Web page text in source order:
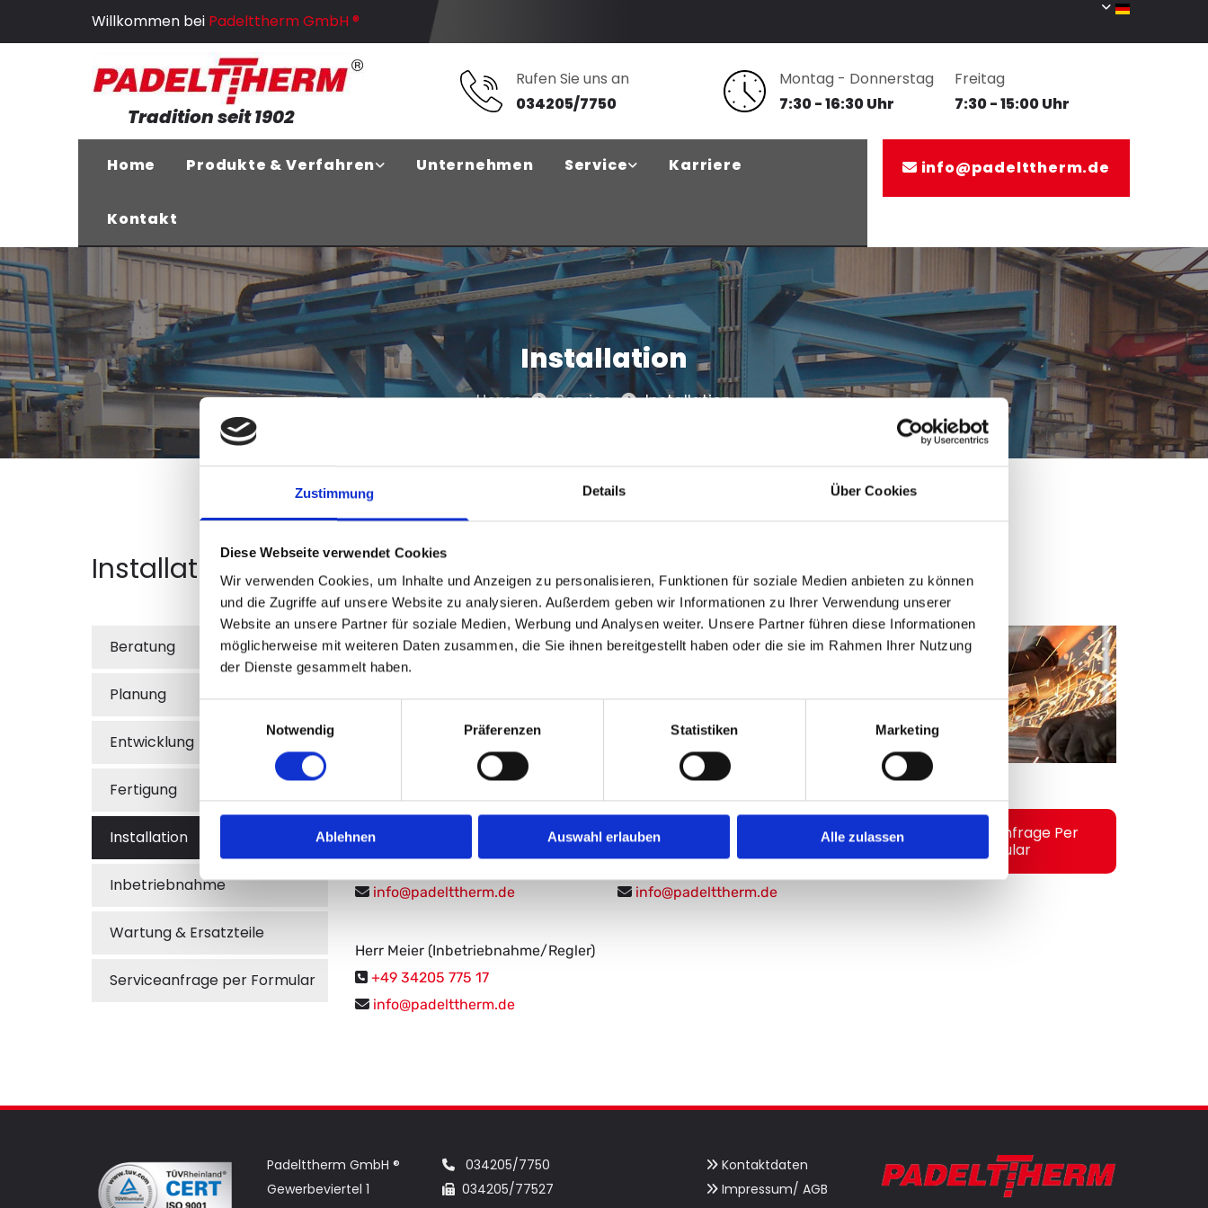
Zustimmung Details Über Cookies
Diese Webseite verwendet Cookies
Wir verwenden Cookies, um Inhalte und Anzeigen zu personalisieren, Funktionen für soziale Medien anbieten zu können
und die Zugriffe auf unsere Website zu analysieren. Außerdem geben wir Informationen zu Ihrer Verwendung unserer
Website an unsere Partner für soziale Medien, Werbung und Analysen weiter. Unsere Partner führen diese Informationen
möglicherweise mit weiteren Daten zusammen, die Sie ihnen bereitgestellt haben oder die sie im Rahmen Ihrer Nutzung
der Dienste gesammelt haben.
Notwendig
Präferenzen Statistiken Marketing
Ablehnen Auswahl erlauben Alle zulassen
Zum Inhalt springenWillkommen bei Padelttherm GmbH ®
Tradition seit 1902
Rufen Sie uns an
034205/7750
Montag - Donnerstag
7:30 - 16:30 Uhr
Freitag
7:30 - 15:00 Uhr
Home Produkte & Verfahren Unternehmen Service Karriere
Kontakt
 info@padelttherm.de
Installation
Home  Service Installation
Installation
Beratung
Planung
Entwicklung
Fertigung
Installation
Inbetriebnahme
Wartung & Ersatzteile
Serviceanfrage per Formular
Die Fa. Pa­delttherm lie­fert nicht nur die Ofen­an­la­gen und Kom­po­nen­ten,
son­dern wir über­neh­men auch die In­stal­la­ti­on sowie den Ser­vice und die
nen- und An­la­gen­in­stal­la­ti­on wis­sen wir wor­auf es an­kommt. Egal ob
Neu­in­stal­la­ti­on vor Ort beim Kun­den, Umbau oder Nach­rüs­tung – wir ar­
bei­ten zu­ver­läs­sig, or­dent­lich, fle­xi­bel und kun­den­freund­lich.
Herr Lengl (Pro­duk­ti­ons­meis­ter)
+49 34205 775 30
 info@​padelttherm.​de
Herr Meier (In­be­trieb­nah­me/Reg­ler)
 +49 34205 775 17
 info@​padelttherm.​de
Herr Tho­mas (Elek­tro­tech­nik)
+49 34205 775 31
 info@​pa­delttherm.​de
Serviceanfrage Per
Formular
Padelttherm GmbH ®
Gewerbeviertel 1
 034205/7750
 034205/77527
 Kontaktdaten
 Impressum/ AGB